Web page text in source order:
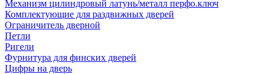
Механизм цилиндровый латунь/металл перфо.ключ
Комплектующие для раздвижных дверей
Ограничитель дверной
Петли
Ригели
Фурнитура для финских дверей
Цифры на дверь